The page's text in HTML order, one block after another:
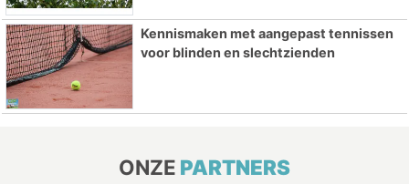
Kennismaken met aangepast tennissen
voor blinden en slechtzienden
ONZE PARTNERS